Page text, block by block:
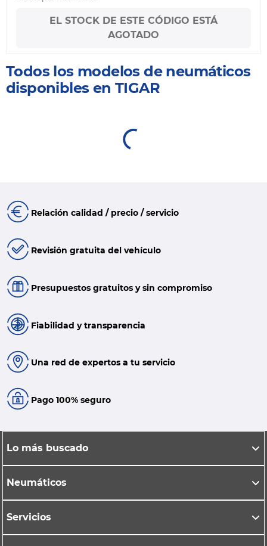
EL STOCK DE ESTE CÓDIGO ESTÁ
AGOTADO
Todos los modelos de neumáticos
disponibles en TIGAR
Relación calidad / precio / servicio
Revisión gratuita del vehículo
Presupuestos gratuitos y sin compromiso
Fiabilidad y transparencia
Una red de expertos a tu servicio
Pago 100% seguro
Lo más buscado
Neumáticos
Servicios